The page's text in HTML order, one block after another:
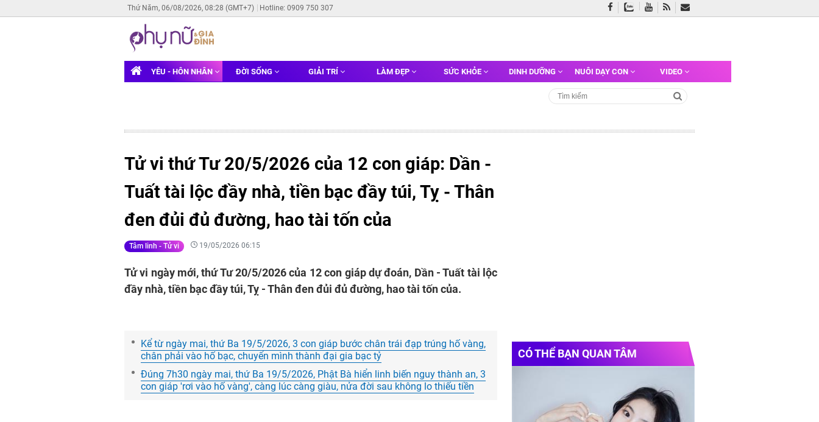
Thứ Năm, 06/08/2026, 08:28 (GMT+7) Hotline: 0909 750 307
YÊU - HÔN NHÂN ĐỜI SỐNG GIẢI TRÍ LÀM ĐẸP SỨC KHỎE DINH DƯỠNG NUÔI DẠY CON VIDEO
Tử vi thứ Tư 20/5/2026 của 12 con giáp: Dần -
Tuất tài lộc đầy nhà, tiền bạc đầy túi, Tỵ - Thân
đen đủi đủ đường, hao tài tốn của
Tâm linh - Tử vi 19/05/2026 06:15
Tử vi ngày mới, thứ Tư 20/5/2026 của 12 con giáp dự đoán, Dần - Tuất tài lộc
đầy nhà, tiền bạc đầy túi, Tỵ - Thân đen đủi đủ đường, hao tài tốn của.
Kể từ ngày mai, thứ Ba 19/5/2026, 3 con giáp bước chân trái đạp trúng hố vàng,
chân phải vào hố bạc, chuyển mình thành đại gia bạc tỷ
Đúng 7h30 ngày mai, thứ Ba 19/5/2026, Phật Bà hiển linh biến nguy thành an, 3
con giáp 'rơi vào hố vàng', càng lúc càng giàu, nửa đời sau không lo thiếu tiền
CÓ THỂ BẠN QUAN TÂM